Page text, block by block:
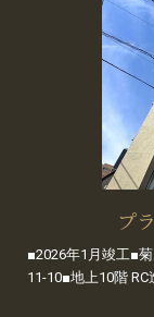
プ
■2026年1月竣工■
11-10■地上10階